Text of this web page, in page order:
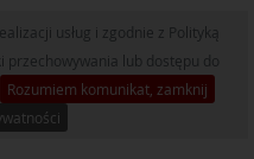
usług i zgodnie z Polityką
przechowywania lub dostępu do
Rozumiem komunikat, zamknij